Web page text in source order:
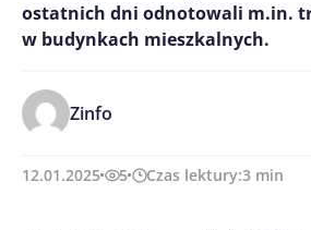
ostatnich dni odnotowali m.in.
w budynkach mieszkalnych.
Zinfo
12.01.2025 5 Czas lektury:3 min